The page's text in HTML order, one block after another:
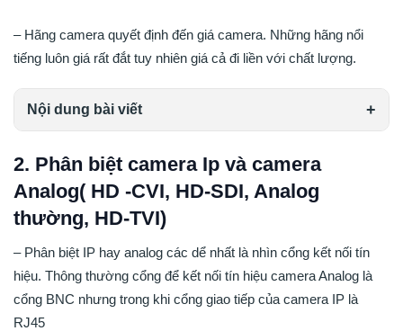
– Hãng camera quyết định đến giá camera. Những hãng nổi
tiếng luôn giá rất đắt tuy nhiên giá cả đi liền với chất lượng.
Nội dung bài viết
2. Phân biệt camera Ip và camera
Analog( HD -CVI, HD-SDI, Analog
thường, HD-TVI)
– Phân biệt IP hay analog các dể nhất là nhìn cổng kết nối tín
hiệu. Thông thường cổng để kết nối tín hiệu camera Analog là
cổng BNC nhưng trong khi cổng giao tiếp của camera IP là
RJ45